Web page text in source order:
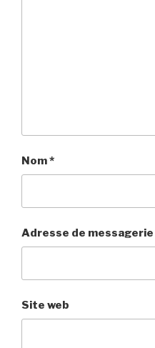
Nom*
Adresse de messagerie
Site web